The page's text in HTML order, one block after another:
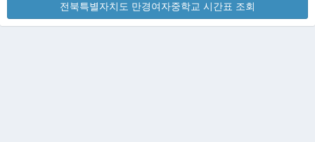
전북특별자치도 만경여자중학교 시간표 조회